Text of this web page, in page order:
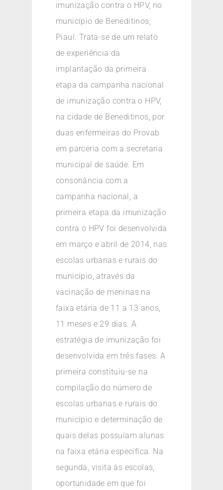
imunização contra o HPV, no
município de Beneditinos,
Piauí. Trata-se de um relato
de experiência da
implantação da primeira
etapa da campanha nacional
de imunização contra o HPV,
na cidade de Beneditinos, por
duas enfermeiras do Provab
em parceria com a secretaria
municipal de saúde. Em
consonância com a
campanha nacional, a
primeira etapa da imunização
contra o HPV foi desenvolvida
em março e abril de 2014, nas
escolas urbanas e rurais do
município, através da
vacinação de meninas na
faixa etária de 11 a 13 anos,
11 meses e 29 dias. A
estratégia de imunização foi
desenvolvida em três fases. A
primeira constituiu-se na
compilação do número de
escolas urbanas e rurais do
município e determinação de
quais delas possuíam alunas
na faixa etária específica. Na
segunda, visita às escolas,
oportunidade em que foi